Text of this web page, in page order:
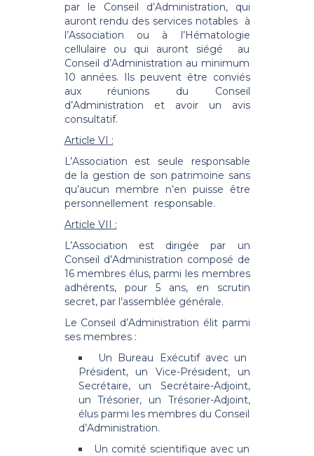
par le Conseil d’Administration, qui
auront rendu des services notables à
l’Association ou à l’Hématologie
cellulaire ou qui auront siégé au
Conseil d’Administration au minimum
10 années. Ils peuvent être conviés
aux réunions du Conseil
d’Administration et avoir un avis
consultatif.
Article VI :
L’Association est seule responsable
de la gestion de son patrimoine sans
qu’aucun membre n’en puisse être
personnellement responsable.
Article VII :
L’Association est dirigée par un
Conseil d’Administration composé de
16 membres élus, parmi les membres
adhérents, pour 5 ans, en scrutin
secret, par l’assemblée générale.
Le Conseil d’Administration élit parmi
ses membres :
Un Bureau Exécutif avec un
Président, un Vice-Président, un
Secrétaire, un Secrétaire-Adjoint,
un Trésorier, un Trésorier-Adjoint,
élus parmi les membres du Conseil
d’Administration.
Un comité scientifique avec un